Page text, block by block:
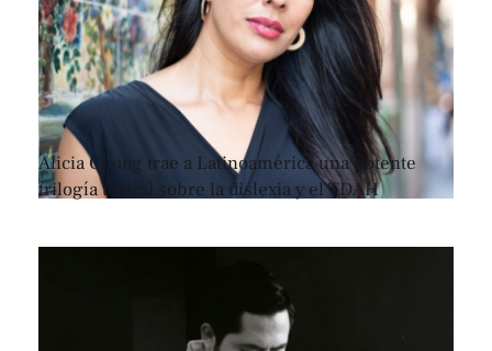
Alicia Chong trae a Latinoamérica una potente
trilogía teatral sobre la dislexia y el TDAH